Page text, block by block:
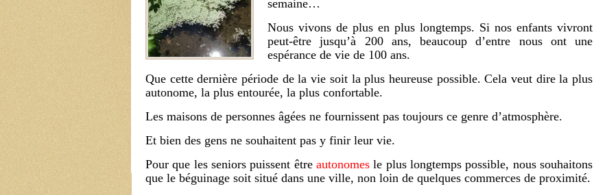
semaine…
Nous vivons de plus en plus longtemps. Si nos enfants vivront
peut-être jusqu’à 200 ans, beaucoup d’entre nous ont une
espérance de vie de 100 ans.
Que cette dernière période de la vie soit la plus heureuse possible. Cela veut dire la plus
autonome, la plus entourée, la plus confortable.
Les maisons de personnes âgées ne fournissent pas toujours ce genre d’atmosphère.
Et bien des gens ne souhaitent pas y finir leur vie.
Pour que les seniors puissent être autonomes le plus longtemps possible, nous souhaitons
que le béguinage soit situé dans une ville, non loin de quelques commerces de proximité.